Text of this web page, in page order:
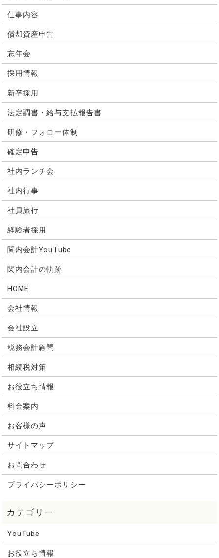
仕事内容
償却資産申告
忘年会
採用情報
新卒採用
法定調書・給与支払報告書
研修・フォロー体制
確定申告
社内ランチ会
社内行事
社員旅行
経験者採用
関内会計YouTube
関内会計の軌跡
HOME
会社情報
会社設立
税務会計顧問
相続税対策
お役立ち情報
料金案内
お客様の声
サイトマップ
お問合わせ
プライバシーポリシー
YouTube
お役立ち情報